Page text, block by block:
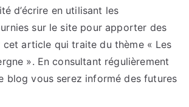
d’écrire en utilisant les
sur le site pour apporter des
article qui traite du thème « Les
». En consultant régulièrement
blog vous serez informé des futures